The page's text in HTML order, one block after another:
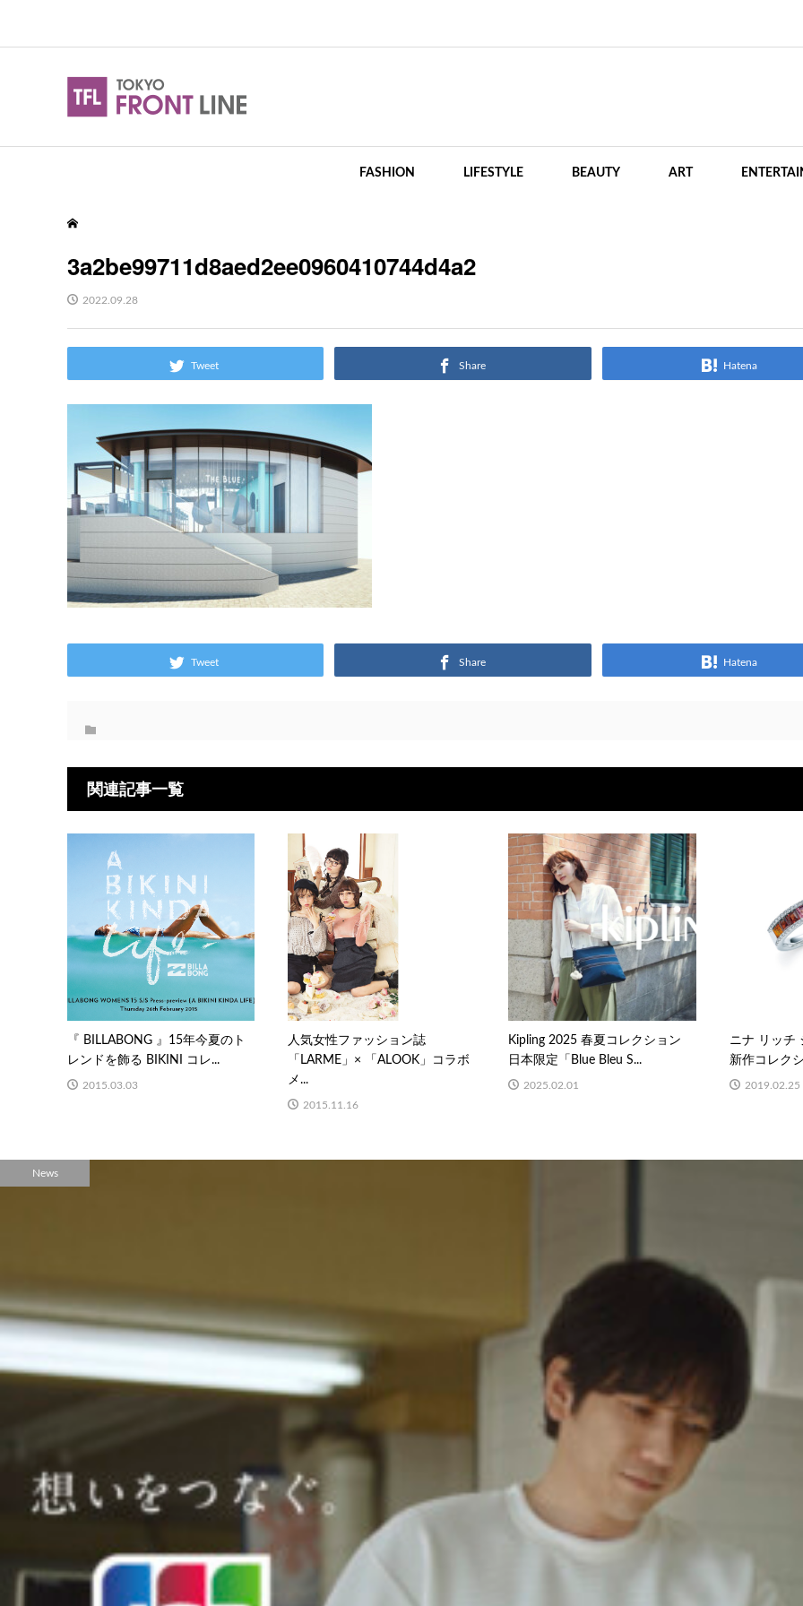
FASHION LIFESTYLE BEAUTY ART
3a2be99711d8aed2ee0960410744d4a2
2022.09.28
Tweet Share Hatena
Tweet Share Hatena
関連記事一覧
『 BILLABONG 』15年今夏のト
レンドを飾る BIKINI コレ...
2015.03.03
人気女性ファッション誌
「LARME」× 「ALOOK」コラボ
メ...
2015.11.16
Kipling 2025 春夏コレクション
日本限定「Blue Bleu S...
2025.02.01
ニナ リッチ
新作コレク
2019.02.25
News